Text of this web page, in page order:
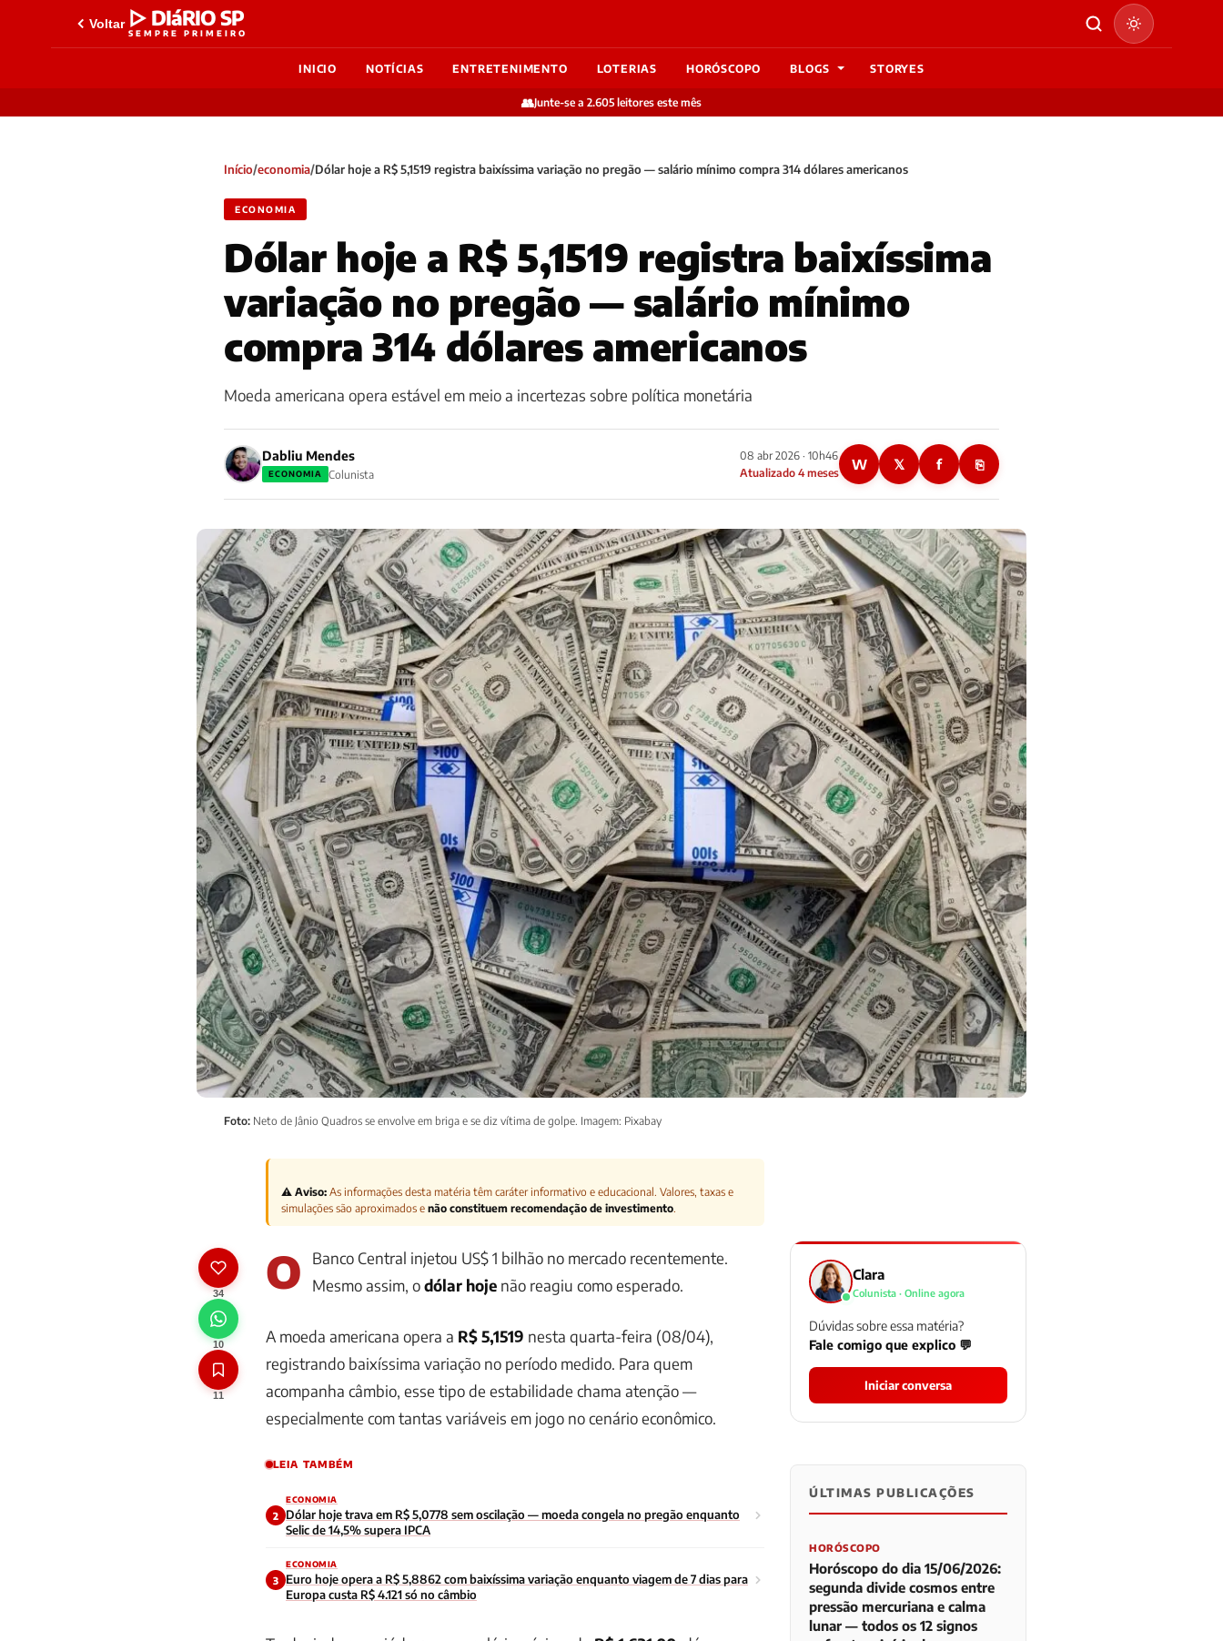
Voltar ▷ DIáRIO SP
SEMPRE PRIMEIRO
INICIO NOTÍCIAS ENTRETENIMENTO LOTERIAS HORÓSCOPO BLOGS STORYES
👥Junte-se a 2.605 leitores este mês
Início/economia/Dólar hoje a R$ 5,1519 registra baixíssima variação no pregão — salário mínimo compra 314 dólares americanos
ECONOMIA
Dólar hoje a R$ 5,1519 registra baixíssima
variação no pregão — salário mínimo
compra 314 dólares americanos
Moeda americana opera estável em meio a incertezas sobre política monetária
Dabliu Mendes
ECONOMIA Colunista
08 abr 2026 · 10h46
Atualizado 4 meses
W 𝕏 f ⎘
Foto: Neto de Jânio Quadros se envolve em briga e se diz vítima de golpe. Imagem: Pixabay
34
10
11
⚠️ Aviso: As informações desta matéria têm caráter informativo e educacional. Valores, taxas e
simulações são aproximados e não constituem recomendação de investimento.
O
Banco Central injetou US$ 1 bilhão no mercado recentemente.
Mesmo assim, odólar hoje não reagiu como esperado.
A moeda americana opera a R$ 5,1519 nesta quarta-feira (08/04),
registrando baixíssima variação no período medido. Para quem
acompanha câmbio, esse tipo de estabilidade chama atenção —
especialmente com tantas variáveis em jogo no cenário econômico.
LEIA TAMBÉM
2
ECONOMIA
Dólar hoje trava em R$ 5,0778 sem oscilação — moeda congela no pregão enquanto
Selic de 14,5% supera IPCA
3
ECONOMIA
Euro hoje opera a R$ 5,8862 com baixíssima variação enquanto viagem de 7 dias para
Europa custa R$ 4.121 só no câmbio
Clara
Colunista · Online agora
Dúvidas sobre essa matéria?
Fale comigo que explico 💬
Iniciar conversa
0 0 0
ÚLTIMAS PUBLICAÇÕES
HORÓSCOPO
Horóscopo do dia 15/06/2026:
segunda divide cosmos entre
pressão mercuriana e calma
lunar — todos os 12 signos